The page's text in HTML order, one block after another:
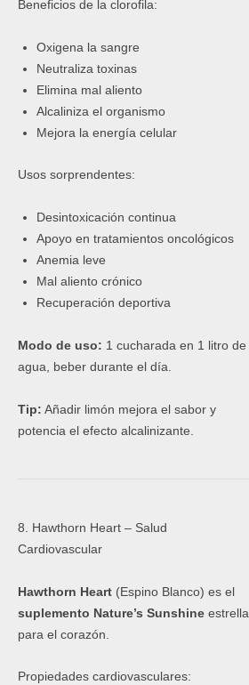
Beneficios de la clorofila:
Oxigena la sangre
Neutraliza toxinas
Elimina mal aliento
Alcaliniza el organismo
Mejora la energía celular
Usos sorprendentes:
Desintoxicación continua
Apoyo en tratamientos oncológicos
Anemia leve
Mal aliento crónico
Recuperación deportiva
Modo de uso: 1 cucharada en 1 litro de
agua, beber durante el día.
Tip: Añadir limón mejora el sabor y
potencia el efecto alcalinizante.
8. Hawthorn Heart – Salud
Cardiovascular
Hawthorn Heart (Espino Blanco) es el
suplemento Nature’s Sunshine estrella
para el corazón.
Propiedades cardiovasculares: